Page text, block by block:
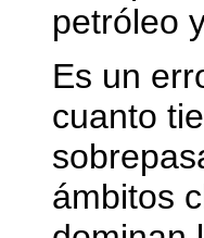
petróleo
Es un
cuanto
ámbitos